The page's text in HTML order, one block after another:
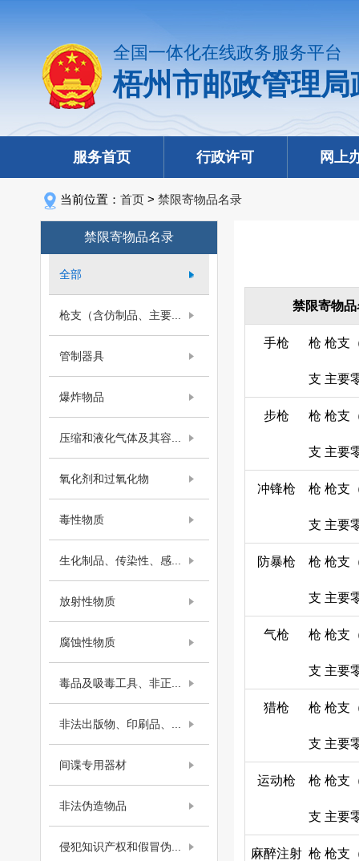
全国一体化在线政务服务平台
梧州市邮政管理
服务首页 行政许可 网上
当前位置： 首页 > 禁限寄物品名录
禁限寄物品名录
全部
枪支（含仿制品、主要...
管制器具
爆炸物品
压缩和液化气体及其容...
氧化剂和过氧化物
毒性物质
生化制品、传染性、感...
放射性物质
腐蚀性物质
毒品及吸毒工具、非正...
非法出版物、印刷品、...
间谍专用器材
非法伪造物品
侵犯知识产权和假冒伪...
禁限寄物
手枪 枪
支
枪支
主要
步枪 枪
支
枪支
主要
冲锋枪 枪
支
枪支
主要
防暴枪 枪
支
枪支
主要
气枪 枪
支
枪支
主要
猎枪 枪
支
枪支
主要
运动枪 枪
支
枪支
主要
麻醉注射 枪 枪支